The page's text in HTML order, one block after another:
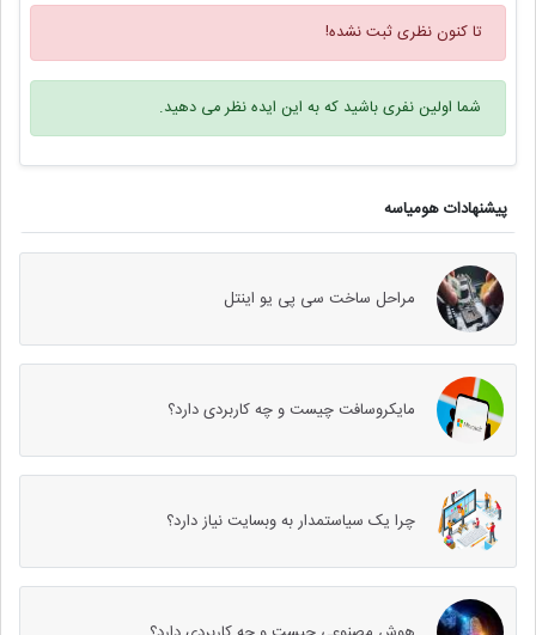
پیشنهادات هومیاسه
مراحل ساخت سی پی یو اینتل
مایکروسافت چیست و چه کاربردی دارد؟
چرا یک سیاستمدار به وب‎سایت نیاز دارد؟
تا کنون نظری ثبت نشده!
شما اولین نفری باشید که به این ایده نظر می دهید.